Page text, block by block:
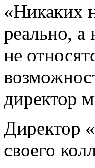
«Никаких
реально, а
не
директор
Директор
своего